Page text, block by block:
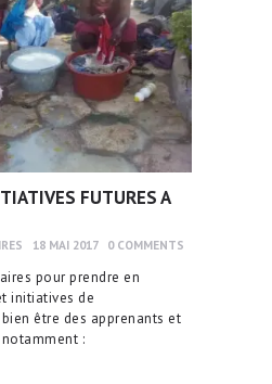
FUTURES A
18 MAI 2017 0 COMMENTS
pour prendre en
initiatives de
être des apprenants et
: